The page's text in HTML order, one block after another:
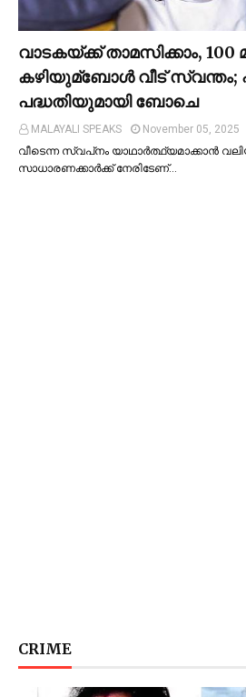
വാടകയ്ക്ക് താമസിക്കാം, 100
കഴിയുമ്ബോള്‍ വീട്
പദ്ധതിയുമായി ബോചെ
MALAYALI SPEAKS
November 05, 2025
വീടെന്ന സ്വപ്‌നം യാഥാര്‍ത്ഥ്യമാക്കാന്‍
സാധാരണക്കാര്‍ക്ക് നേരിടേണ്…
CRIME